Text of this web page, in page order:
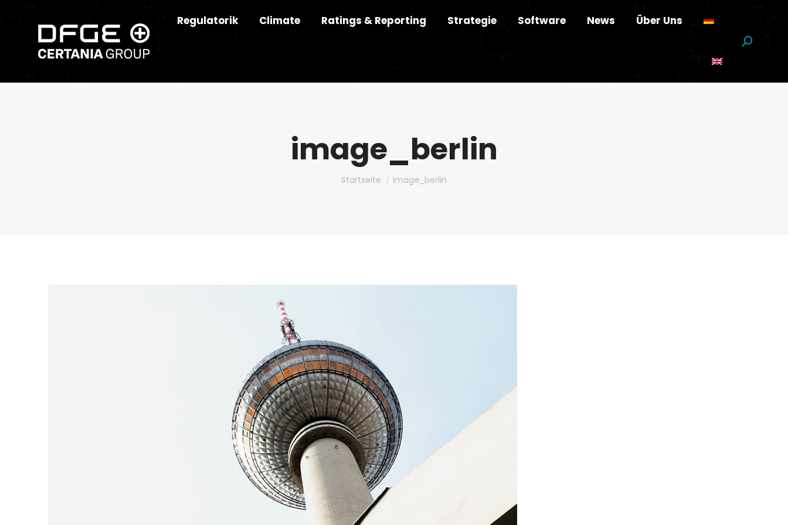
Regulatorik Climate Ratings & Reporting Strategie Software News Über Uns
Suchen:
image_berlin
Du bist hier:
Startseite image_berlin